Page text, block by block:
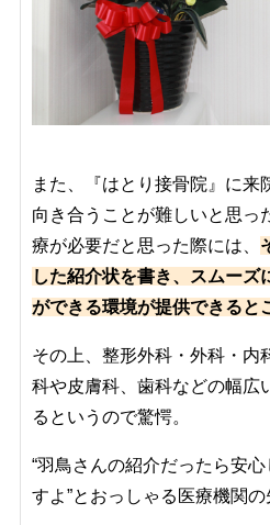
また、『はとり接骨院』に来
向き合うことが難しいと思っ
療が必要だと思った際には、
した紹介状を書き、スムーズ
ができる環境が提供できると
その上、整形外科・外科・内
科や皮膚科、歯科などの幅広
るというので驚愕。
“羽鳥さんの紹介だったら安
すよ”とおっしゃる医療機関の